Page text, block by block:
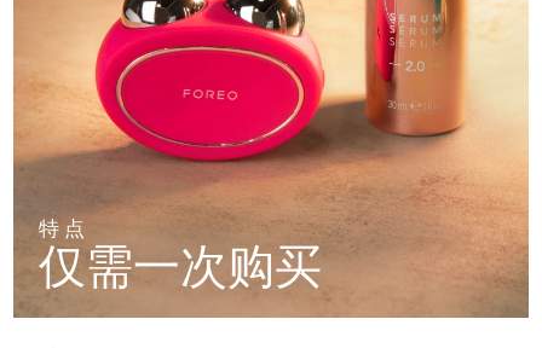
特点
仅需一次购买